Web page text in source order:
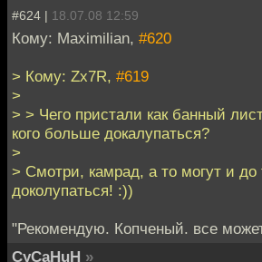
#624 | 18.07.08 12:59
Кому: Maximilian, #620
> Кому: Zx7R, #619
>
> > Чего пристали как банный
кого больше докалупаться?
>
> Смотри, камрад, а то могут и до
доколупаться! :))
"Рекомендую. Копченый. все
CyCaHuH »